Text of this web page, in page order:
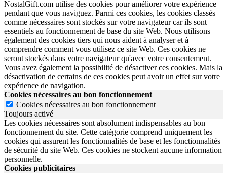
NostalGift.com utilise des cookies pour améliorer votre expérience
pendant que vous naviguez. Parmi ces cookies, les cookies classés
comme nécessaires sont stockés sur votre navigateur car ils sont
essentiels au fonctionnement de base du site Web. Nous utilisons
également des cookies tiers qui nous aident à analyser et à
comprendre comment vous utilisez ce site Web. Ces cookies ne
seront stockés dans votre navigateur qu'avec votre consentement.
Vous avez également la possibilité de désactiver ces cookies. Mais la
désactivation de certains de ces cookies peut avoir un effet sur votre
expérience de navigation.
Cookies nécessaires au bon fonctionnement
Cookies nécessaires au bon fonctionnement
Toujours activé
Les cookies nécessaires sont absolument indispensables au bon
fonctionnement du site. Cette catégorie comprend uniquement les
cookies qui assurent les fonctionnalités de base et les fonctionnalités
de sécurité du site Web. Ces cookies ne stockent aucune information
personnelle.
Cookies publicitaires